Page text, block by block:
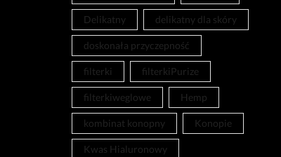
Delikatny delikatny dla skóry
doskonała przyczepność
filterki filterkiPurize
filterkiweglowe Hemp
kombinat konopny Konopie
Kwas Hialuronowy